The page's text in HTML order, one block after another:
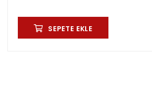
SEPETE EKLE